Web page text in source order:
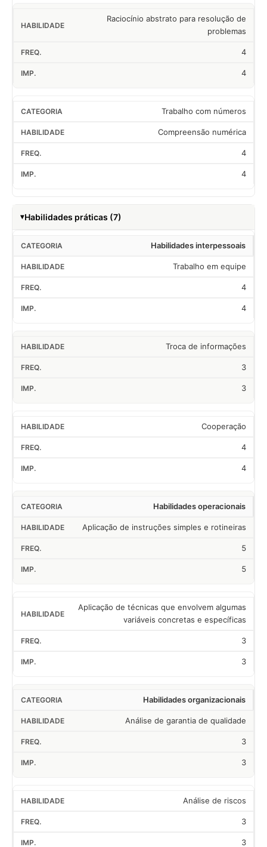
Raciocínio abstrato para resolução de
problemas
4
4
Trabalho com números
Compreensão numérica
4
4
Habilidades práticas (7)
Habilidades interpessoais
Trabalho em equipe
4
4
Troca de informações
3
3
Cooperação
4
4
Habilidades operacionais
Aplicação de instruções simples e rotineiras
5
5
Aplicação de técnicas que envolvem algumas
variáveis concretas e específicas
3
3
Habilidades organizacionais
Análise de garantia de qualidade
3
3
Análise de riscos
3
3